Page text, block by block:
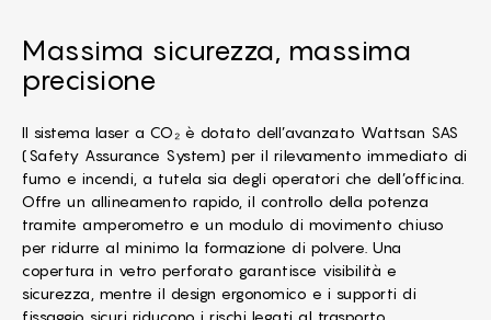
Massima sicurezza, massima
precisione
Il sistema laser a CO₂ è dotato dell’avanzato Wattsan SAS
(Safety Assurance System) per il rilevamento immediato di
fumo e incendi, a tutela sia degli operatori che dell’officina.
Offre un allineamento rapido, il controllo della potenza
tramite amperometro e un modulo di movimento chiuso
per ridurre al minimo la formazione di polvere. Una
copertura in vetro perforato garantisce visibilità e
sicurezza, mentre il design ergonomico e i supporti di
fissaggio sicuri riducono i rischi legati al trasporto.